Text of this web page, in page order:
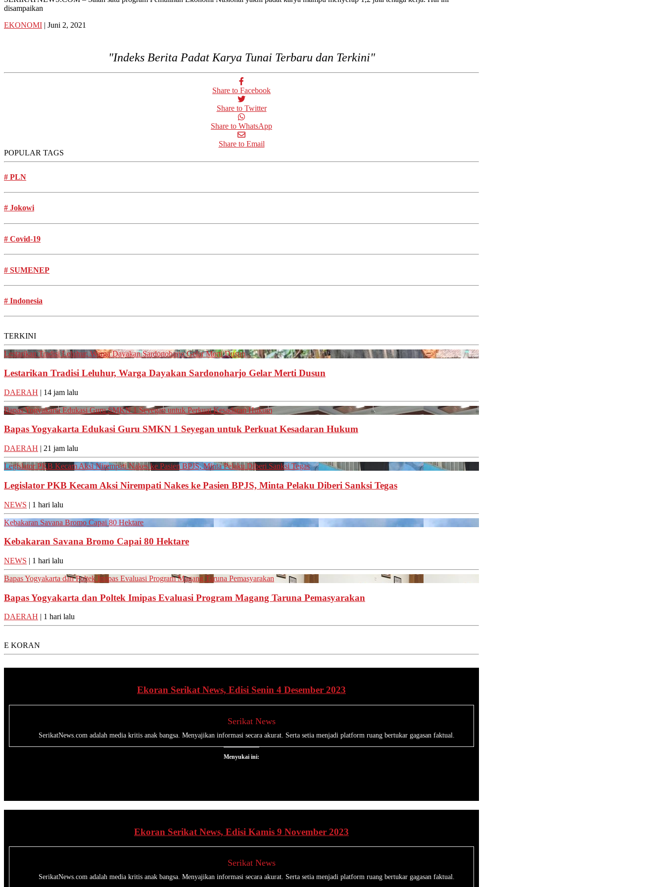
Telp:
+6282136505789
PT
Serikat
disampaikan
EKONOMI | Juni 2, 2021
"Indeks Berita Padat Karya Tunai Terbaru dan Terkini"
Share to Facebook
Share to Twitter
Share to WhatsApp
Share to Email
POPULAR TAGS
# PLN
# Jokowi
# Covid-19
# SUMENEP
# Indonesia
TERKINI
Lestarikan Tradisi Leluhur, Warga Dayakan Sardonoharjo Gelar Merti Dusun
Lestarikan Tradisi Leluhur, Warga Dayakan Sardonoharjo Gelar Merti Dusun
DAERAH | 14 jam lalu
Bapas Yogyakarta Edukasi Guru SMKN 1 Seyegan untuk Perkuat Kesadaran Hukum
Bapas Yogyakarta Edukasi Guru SMKN 1 Seyegan untuk Perkuat Kesadaran Hukum
DAERAH | 21 jam lalu
Legislator PKB Kecam Aksi Nirempati Nakes ke Pasien BPJS, Minta Pelaku Diberi Sanksi Tegas
Legislator PKB Kecam Aksi Nirempati Nakes ke Pasien BPJS, Minta Pelaku Diberi Sanksi Tegas
NEWS | 1 hari lalu
Kebakaran Savana Bromo Capai 80 Hektare
Kebakaran Savana Bromo Capai 80 Hektare
NEWS | 1 hari lalu
Bapas Yogyakarta dan Poltek Imipas Evaluasi Program Magang Taruna Pemasyarakan
Bapas Yogyakarta dan Poltek Imipas Evaluasi Program Magang Taruna Pemasyarakan
DAERAH | 1 hari lalu
E KORAN
Ekoran Serikat News, Edisi Senin 4 Desember 2023
Serikat News
SerikatNews.com adalah media kritis anak bangsa. Menyajikan informasi secara akurat. Serta setia menjadi platform ruang bertukar gagasan faktual.
Menyukai ini:
Ekoran Serikat News, Edisi Kamis 9 November 2023
Serikat News
SerikatNews.com adalah media kritis anak bangsa. Menyajikan informasi secara akurat. Serta setia menjadi platform ruang bertukar gagasan faktual.